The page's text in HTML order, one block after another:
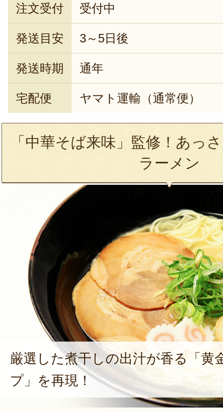
注文受付 受付中
発送目安 3～5日後
発送時期 通年
宅配便 ヤマト運輸（通常便）
「中華そば来味」監修！あっ
ラーメン
厳選した煮干しの出汁が香る「黄
プ」を再現！